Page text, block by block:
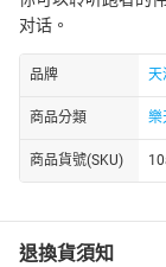
对话。
品牌 天
商品分類 樂
商品貨號(SKU)
退換貨須知